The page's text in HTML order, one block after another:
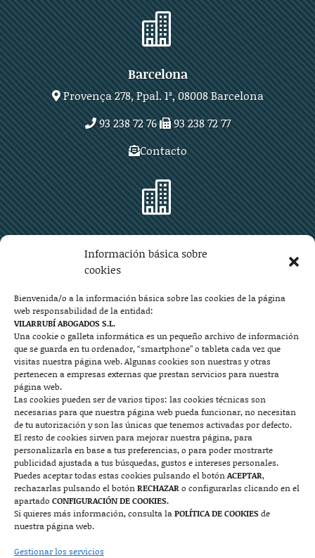
Información básica sobre
cookies
Bienvenida/o a la información básica sobre las cookies de la página
web responsabilidad de la entidad:
VILARRUBÍ ABOGADOS S.L.
Una cookie o galleta informática es un pequeño archivo de información
que se guarda en tu ordenador, “smartphone” o tableta cada vez que
visitas nuestra página web. Algunas cookies son nuestras y otras
pertenecen a empresas externas que prestan servicios para nuestra
página web.
Las cookies pueden ser de varios tipos: las cookies técnicas son
necesarias para que nuestra página web pueda funcionar, no necesitan
de tu autorización y son las únicas que tenemos activadas por defecto.
El resto de cookies sirven para mejorar nuestra página, para
personalizarla en base a tus preferencias, o para poder mostrarte
publicidad ajustada a tus búsquedas, gustos e intereses personales.
Puedes aceptar todas estas cookies pulsando el botónACEPTAR,
rechazarlas pulsando el botónRECHAZARo configurarlas clicando en el
apartado CONFIGURACIÓN DE COOKIES.
Si quieres más información, consulta laPOLÍTICA DE COOKIESde
nuestra página web.
Gestionar los servicios

Barcelona
Provença 278, Ppal. 1ª, 08008 Barcelona
93 238 72 76
93 238 72 77
Contacto

Plaza Aragón 10, planta 11ª, 50004 Zaragoza
976 219 571
976 225 209
Contacto

Mallorca
Josep Pla, n°6, 07400 Alcudia (Mallorca)
722 131 870
Contacto
